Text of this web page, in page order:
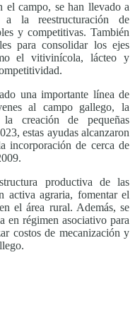
el campo, se han llevado a
la reestructuración de
y competitivas. También
para consolidar los ejes
el vitivinícola, lácteo y
una importante línea de
al campo gallego, la
creación de pequeñas
estas ayudas alcanzaron
incorporación de cerca de
productiva de las
activa agraria, fomentar el
el área rural. Además, se
en régimen asociativo para
costos de mecanización y